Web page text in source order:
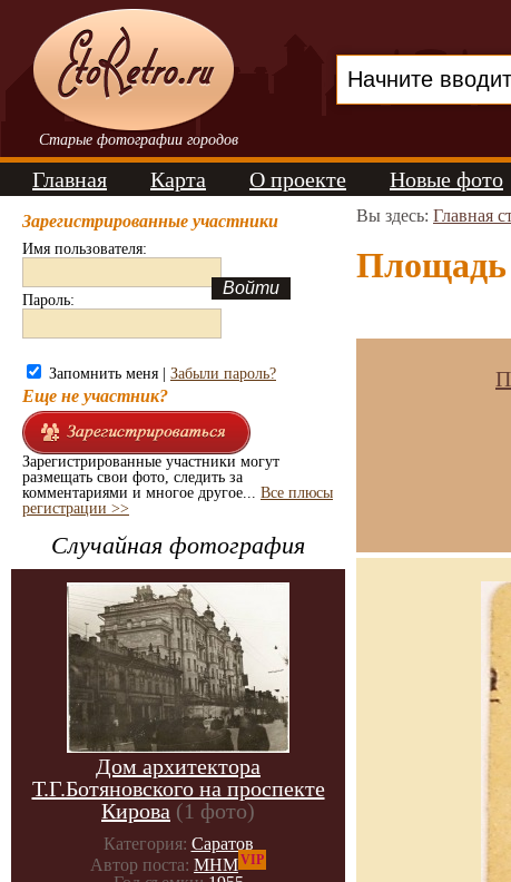
Старые фотографии городов
Главная Карта О проекте Новые фото
Зарегистрированные участники
Имя пользователя:
Пароль:
Запомнить меня | Забыли пароль?
Еще не участник?
Зарегистрированные участники могут
размещать свои фото, следить за
комментариями и многое другое... Все плюсы
регистрации >>
Случайная фотография
Дом архитектора
Т.Г.Ботяновского на проспекте
Кирова (1 фото)
Категория: Саратов
Автор поста: МНМVIP
Вы здесь: Главная
Площадь